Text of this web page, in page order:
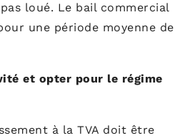
pas loué. Le bail commercial
une période moyenne de
et opter pour le régime
à la TVA doit être